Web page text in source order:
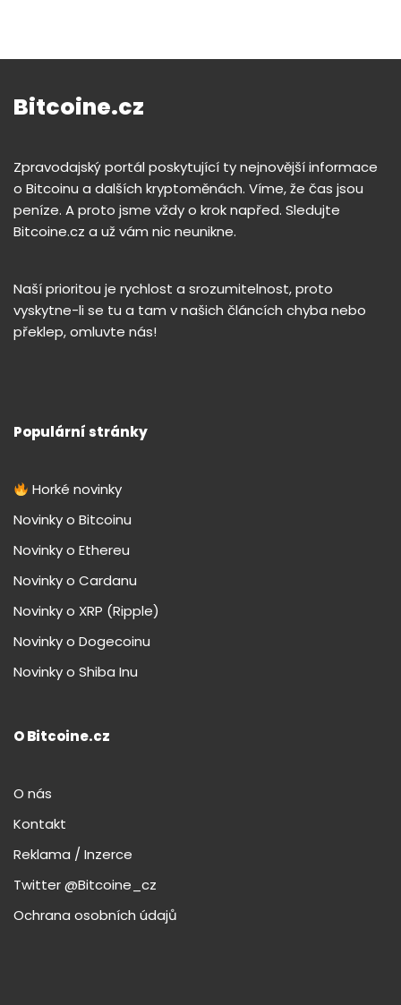
Bitcoine.cz
Zpravodajský portál poskytující ty nejnovější informace
o Bitcoinu a dalších kryptoměnách. Víme, že čas jsou
peníze. A proto jsme vždy o krok napřed. Sledujte
Bitcoine.cz a už vám nic neunikne.
Naší prioritou je rychlost a srozumitelnost, proto
vyskytne-li se tu a tam v našich článcích chyba nebo
překlep, omluvte nás!
Populární stránky
Horké novinky
Novinky o Bitcoinu
Novinky o Ethereu
Novinky o Cardanu
Novinky o XRP (Ripple)
Novinky o Dogecoinu
Novinky o Shiba Inu
O Bitcoine.cz
O nás
Kontakt
Reklama / Inzerce
Twitter @Bitcoine_cz
Ochrana osobních údajů